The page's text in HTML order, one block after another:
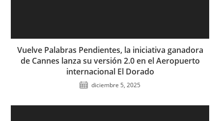
Vuelve Palabras Pendientes, la iniciativa ganadora
de Cannes lanza su versión 2.0 en el Aeropuerto
internacional El Dorado
diciembre 5, 2025